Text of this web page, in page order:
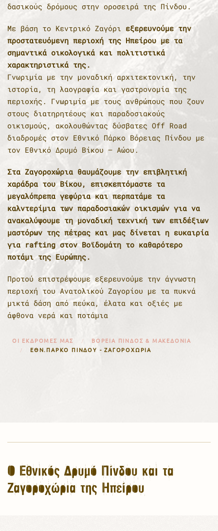
δασικούς δρόμους στην οροσειρά της Πίνδου.
Με βάση το Κεντρικό Ζαγόρι εξερευνούμε την
προστατευόμενη περιοχή της Ηπείρου με τα
σημαντικά οικολογικά και πολιτιστικά
χαρακτηριστικά της.
Γνωριμία με την μοναδική αρχιτεκτονική, την
ιστορία, τη λαογραφία και γαστρονομία της
περιοχής. Γνωριμία με τους ανθρώπους που ζουν
στους διατηρητέους και παραδοσιακούς
οικισμούς, ακολουθώντας δύσβατες Off Road
διαδρομές στον Εθνικό Πάρκο Βόρειας Πίνδου με
τον Εθνικό Δρυμό Βίκου – Αώου.
Στα Ζαγοροχώρια θαυμάζουμε την επιβλητική
χαράδρα του Βίκου, επισκεπτόμαστε τα
μεγαλόπρεπα γεφύρια και περπατάμε τα
καλντερίμια των παραδοσιακών οικισμών για να
ανακαλύψουμε τη μοναδική τεχνική των επιδέξιων
μαστόρων της πέτρας και μας δίνεται η ευκαιρία
για rafting στον Βοϊδομάτη το καθαρότερο
ποτάμι της Ευρώπης.
Προτού επιστρέψουμε εξερευνούμε την άγνωστη
περιοχή του Ανατολικού Ζαγορίου με τα πυκνά
μικτά δάση από πεύκα, έλατα και οξιές με
άφθονα νερά και ποτάμια
ΟΙ ΕΚΔΡΟΜΈΣ ΜΑΣ
ΒΌΡΕΙΑ ΠΊΝΔΟΣ & ΜΑΚΕΔΟΝΊΑ
ΕΘΝ.ΠΆΡΚΟ ΠΊΝΔΟΥ - ΖΑΓΟΡΟΧΏΡΙΑ
Ο Εθνικός Δρυμό Πίνδου και τα
Ζαγοροχώρια της Ηπείρου